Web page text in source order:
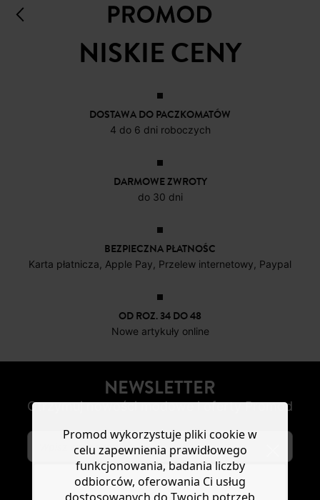
NISKIE CENY
DOSTAWA DO PACZKOMATÓW
4 do 6 dni roboczych
DARMOWE ZWROTY
do 30 dni
BEZPIECZNA PŁATNOŚC
Karta płatnicza, Apple Pay, Przelew internetowy, Paypal
OD ROZ. 34 DO 48
Nowe artykuły online
NEWSLETTER
Otrzymuj nowości modowe i oferty Promod
Promod wykorzystuje pliki cookie w
celu zapewnienia prawidłowego
funkcjonowania, badania liczby
odbiorców, oferowania Ci usług